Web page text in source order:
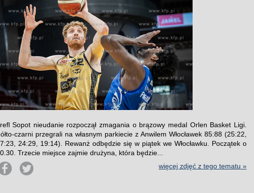
Sopot nieudanie rozpoczął zmagania o brązowy medal Orlen Basket Ligi.
czarni przegrali na własnym parkiecie z Anwilem Włocławek 85:88 (25:22,
24:29, 19:14). Rewanż odbędzie się w piątek we Włocławku. Początek o
Trzecie miejsce zajmie drużyna, która będzie...
więcej zdjęć z tego tematu »